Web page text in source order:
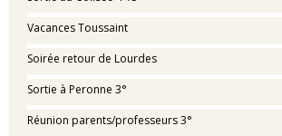
Vacances Toussaint
Soirée retour de Lourdes
Sortie à Peronne 3°
Réunion parents/professeurs 3°